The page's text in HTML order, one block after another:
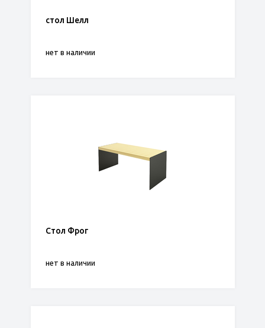
стол Шелл
нет в наличии
Стол Фрог
нет в наличии